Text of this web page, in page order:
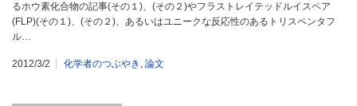
るホウ素化合物の記事(その１)、(その２)やフラストレイテッドルイスペア
(FLP)(その１)、(その２)、あるいはユニークな反応性のあるトリスペンタフ
ル…
2012/3/2 化学者のつぶやき 論文